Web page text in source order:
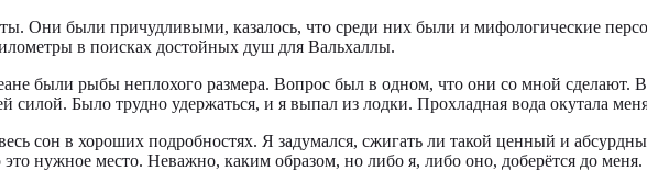
Они были причудливыми, казалось, что среди них были и мифологические
в поисках достойных душ для Вальхаллы.
были рыбы неплохого размера. Вопрос был в одном, что они со мной сделают.
Было трудно удержаться, и я выпал из лодки. Прохладная вода окутала
сон в хороших подробностях. Я задумался, сжигать ли такой ценный и
нужное место. Неважно, каким образом, но либо я, либо оно, доберётся до